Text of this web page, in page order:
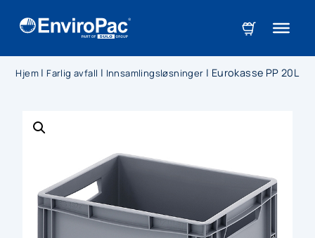
Hjem | Farlig avfall | Innsamlingsløsninger | Eurokasse PP 20L